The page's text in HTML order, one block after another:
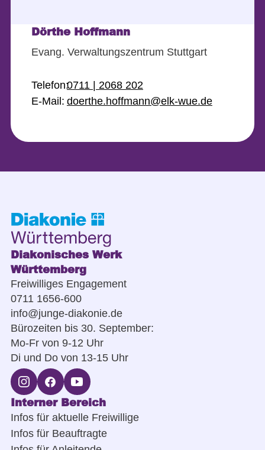
Dörthe Hoffmann
Evang. Verwaltungszentrum Stuttgart
Telefon:0711 | 2068 202
E-Mail: doerthe.hoffmann@elk-wue.de
Diakonisches Werk
Württemberg
Freiwilliges Engagement
0711 1656-600
info@junge-diakonie.de
Bürozeiten bis 30. September:
Mo-Fr von 9-12 Uhr
Di und Do von 13-15 Uhr
Interner Bereich
Infos für aktuelle Freiwillige
Infos für Beauftragte